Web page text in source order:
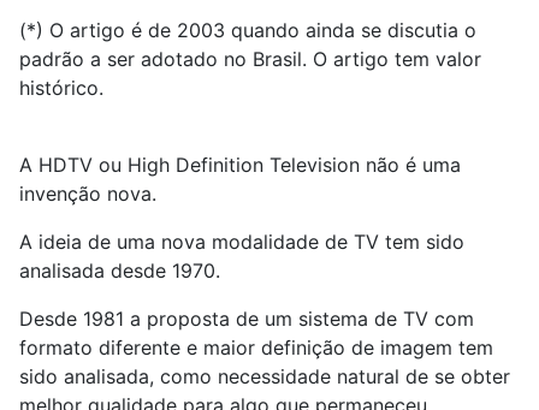
(*) O artigo é de 2003 quando ainda se discutia o
padrão a ser adotado no Brasil. O artigo tem valor
histórico.
A HDTV ou High Definition Television não é uma
invenção nova.
A ideia de uma nova modalidade de TV tem sido
analisada desde 1970.
Desde 1981 a proposta de um sistema de TV com
formato diferente e maior definição de imagem tem
sido analisada, como necessidade natural de se obter
melhor qualidade para algo que permaneceu